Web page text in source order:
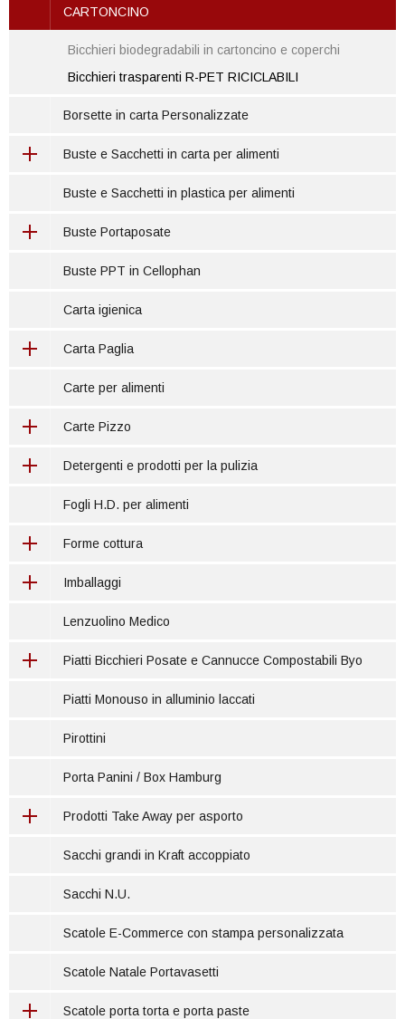
CARTONCINO
Bicchieri biodegradabili in cartoncino e coperchi
Bicchieri trasparenti R-PET RICICLABILI
Borsette in carta Personalizzate
Buste e Sacchetti in carta per alimenti
Buste e Sacchetti in plastica per alimenti
Buste Portaposate
Buste PPT in Cellophan
Carta igienica
Carta Paglia
Carte per alimenti
Carte Pizzo
Detergenti e prodotti per la pulizia
Fogli H.D. per alimenti
Forme cottura
Imballaggi
Lenzuolino Medico
Piatti Bicchieri Posate e Cannucce Compostabili Byo
Piatti Monouso in alluminio laccati
Pirottini
Porta Panini / Box Hamburg
Prodotti Take Away per asporto
Sacchi grandi in Kraft accoppiato
Sacchi N.U.
Scatole E-Commerce con stampa personalizzata
Scatole Natale Portavasetti
Scatole porta torta e porta paste